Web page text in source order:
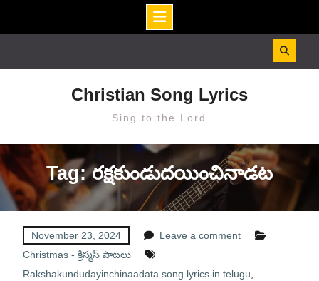
Christian Song Lyrics
Sing to the Lord
Tag: రక్షకుండుదయించినాడట
November 23, 2024
Leave a comment
Christmas - క్రిస్మస్ పాటలు
Rakshakundudayinchinaadata song lyrics in telugu